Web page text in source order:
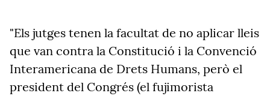
"Els jutges tenen la facultat de no aplicar lleis
que van contra la Constitució i la Convenció
Interamericana de Drets Humans, però el
president del Congrés (el fujimorista